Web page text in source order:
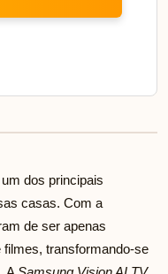
dos principais
casas. Com a
de ser apenas
transformando-se